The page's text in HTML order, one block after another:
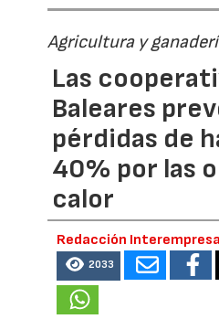
Agricultura y
Las
Baleares
pérdidas de
40% por las
calor
Redacción
2033